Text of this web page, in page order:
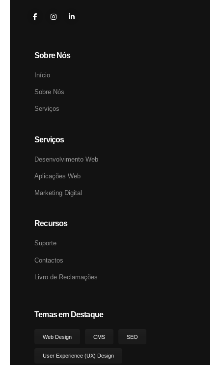
Sobre Nós
Início
Sobre Nós
Serviços
Serviços
Desenvolvimento Web
Aplicações Web
Marketing Digital
Recursos
Suporte
Contactos
Livro de Reclamações
Temas em Destaque
Web Design CMS SEO
User Experience (UX) Design